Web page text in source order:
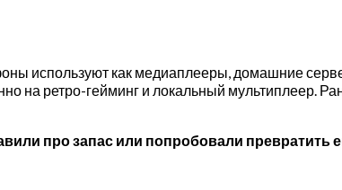
используют как медиаплееры, домашние
на ретро-гейминг и локальный мультиплеер.
про запас или попробовали превратить